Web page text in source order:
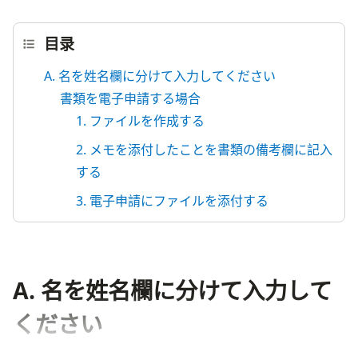
目录
A. 名を姓名欄に分けて入力してください
書類を電子申請する場合
1. ファイルを作成する
2. メモを添付したことを書類の備考欄に記入
する
3. 電子申請にファイルを添付する
A. 名を姓名欄に分けて入力して
ください